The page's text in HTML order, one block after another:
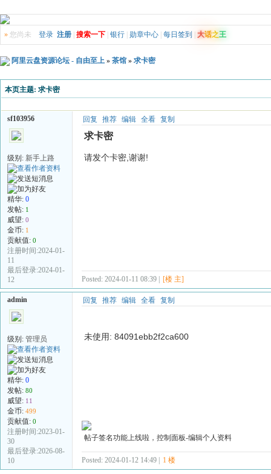
» 您尚未 登录 注册 搜索一下 银行 勋章中心 每日签到 大话之王
阿里云盘资源论坛 - 自由至上 » 茶馆 » 求卡密
本页主题: 求卡密
sf103956
级别: 新手上路
精华: 0
发帖: 1
威望: 0
金币: 1
贡献值: 0
注册时间:2024-01-
11
最后登录:2024-01-
12
回复 推荐 编辑 全看 复制
求卡密
请发个卡密,谢谢!
Posted: 2024-01-11 08:39 | [楼 主]
admin
级别: 管理员
精华: 0
发帖: 80
威望: 11
金币: 499
贡献值: 0
注册时间:2023-01-
30
最后登录:2026-08-
10
回复 推荐 编辑 全看 复制
未使用: 84091ebb2f2ca600
帖子签名功能上线啦，控制面板-编辑个人资料
Posted: 2024-01-12 14:49 | 1 楼